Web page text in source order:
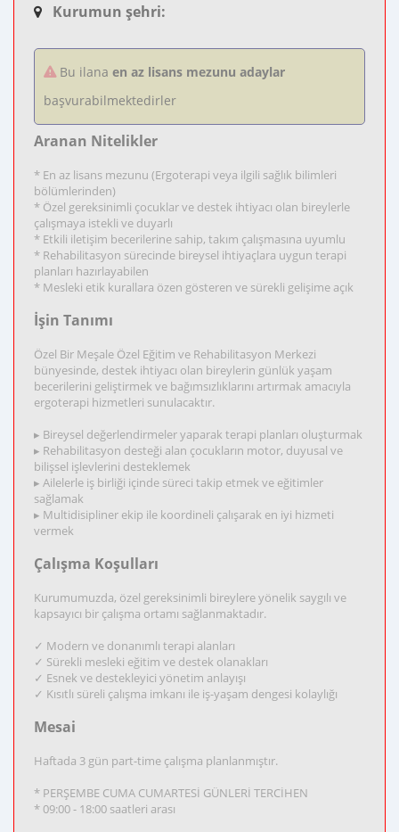
Kurumun şehri:
Bu ilana en az lisans mezunu adaylar
başvurabilmektedirler
Aranan Nitelikler
* En az lisans mezunu (Ergoterapi veya ilgili sağlık bilimleri
bölümlerinden)
* Özel gereksinimli çocuklar ve destek ihtiyacı olan bireylerle
çalışmaya istekli ve duyarlı
* Etkili iletişim becerilerine sahip, takım çalışmasına uyumlu
* Rehabilitasyon sürecinde bireysel ihtiyaçlara uygun terapi
planları hazırlayabilen
* Mesleki etik kurallara özen gösteren ve sürekli gelişime açık
İşin Tanımı
Özel Bir Meşale Özel Eğitim ve Rehabilitasyon Merkezi
bünyesinde, destek ihtiyacı olan bireylerin günlük yaşam
becerilerini geliştirmek ve bağımsızlıklarını artırmak amacıyla
ergoterapi hizmetleri sunulacaktır.
▸ Bireysel değerlendirmeler yaparak terapi planları oluşturmak
▸ Rehabilitasyon desteği alan çocukların motor, duyusal ve
bilişsel işlevlerini desteklemek
▸ Ailelerle iş birliği içinde süreci takip etmek ve eğitimler
sağlamak
▸ Multidisipliner ekip ile koordineli çalışarak en iyi hizmeti
vermek
Çalışma Koşulları
Kurumumuzda, özel gereksinimli bireylere yönelik saygılı ve
kapsayıcı bir çalışma ortamı sağlanmaktadır.
✓ Modern ve donanımlı terapi alanları
✓ Sürekli mesleki eğitim ve destek olanakları
✓ Esnek ve destekleyici yönetim anlayışı
✓ Kısıtlı süreli çalışma imkanı ile iş-yaşam dengesi kolaylığı
Mesai
Haftada 3 gün part-time çalışma planlanmıştır.
* PERŞEMBE CUMA CUMARTESİ GÜNLERİ TERCİHEN
* 09:00 - 18:00 saatleri arası